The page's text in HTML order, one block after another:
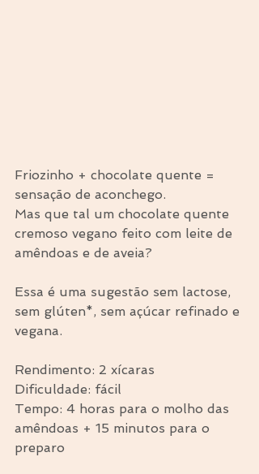
Friozinho + chocolate quente =
sensação de aconchego.
Mas que tal um chocolate quente
cremoso vegano feito com leite de
amêndoas e de aveia?
Essa é uma sugestão sem lactose,
sem glúten*, sem açúcar refinado e
vegana.
Rendimento: 2 xícaras
Dificuldade: fácil
Tempo: 4 horas para o molho das
amêndoas + 15 minutos para o
preparo